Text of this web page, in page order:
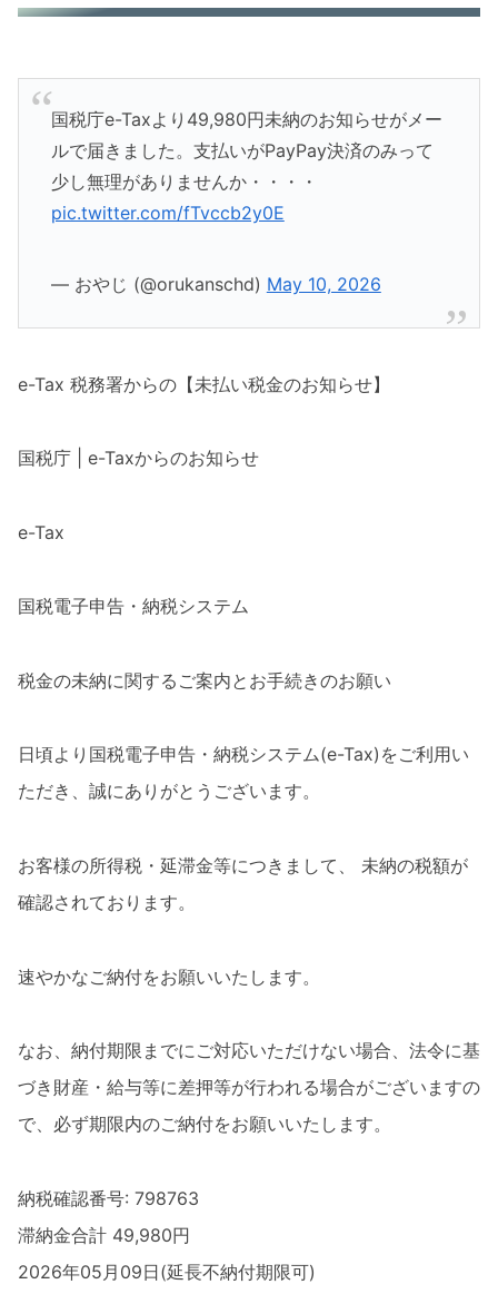
国税庁e-Taxより49,980円未納のお知らせがメー
ルで届きました。支払いがPayPay決済のみって
少し無理がありませんか・・・・
pic.twitter.com/fTvccb2y0E
— おやじ (@orukanschd) May 10, 2026
e-Tax 税務署からの【未払い税金のお知らせ】
国税庁 | e-Taxからのお知らせ
e-Tax
国税電子申告・納税システム
税金の未納に関するご案内とお手続きのお願い
日頃より国税電子申告・納税システム(e-Tax)をご利用い
ただき、誠にありがとうございます。
お客様の所得税・延滞金等につきまして、 未納の税額が
確認されております。
速やかなご納付をお願いいたします。
なお、納付期限までにご対応いただけない場合、法令に基
づき財産・給与等に差押等が行われる場合がございますの
で、必ず期限内のご納付をお願いいたします。
納税確認番号: 798763
滞納金合計 49,980円
2026年05月09日(延長不納付期限可)